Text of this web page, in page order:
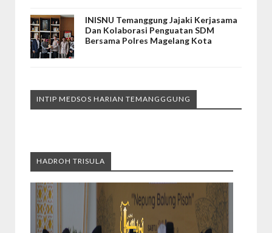
INISNU Temanggung Jajaki Kerjasama
Dan Kolaborasi Penguatan SDM
Bersama Polres Magelang Kota
INTIP MEDSOS HARIAN TEMANGGGUNG
HADROH TRISULA